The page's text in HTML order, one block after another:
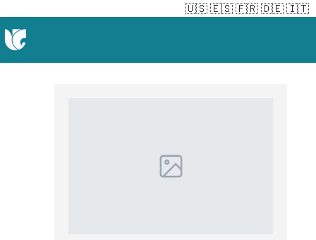
🇺🇸 🇪🇸 🇫🇷 🇩🇪 🇮🇹